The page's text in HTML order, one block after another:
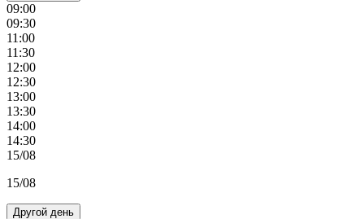
09:00
09:30
11:00
11:30
12:00
12:30
13:00
13:30
14:00
14:30
15/08
15/08
Другой день